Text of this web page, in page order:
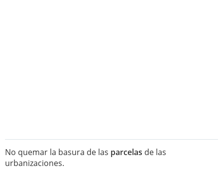
No quemar la basura de las parcelas de las
urbanizaciones.